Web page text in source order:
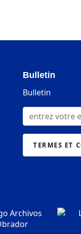
Bulletin
Bulletin